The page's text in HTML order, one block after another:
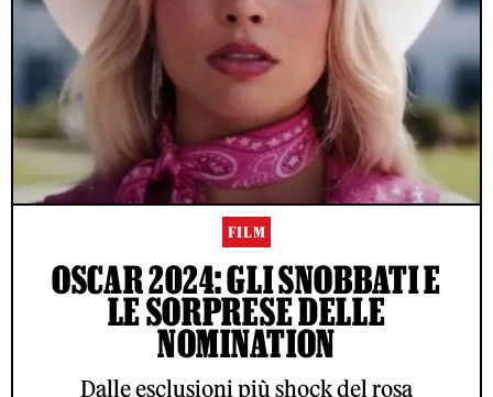
FILM
OSCAR 2024: GLI SNOBBATI E
LE SORPRESE DELLE
NOMINATION
Dalle esclusioni più shock del rosa